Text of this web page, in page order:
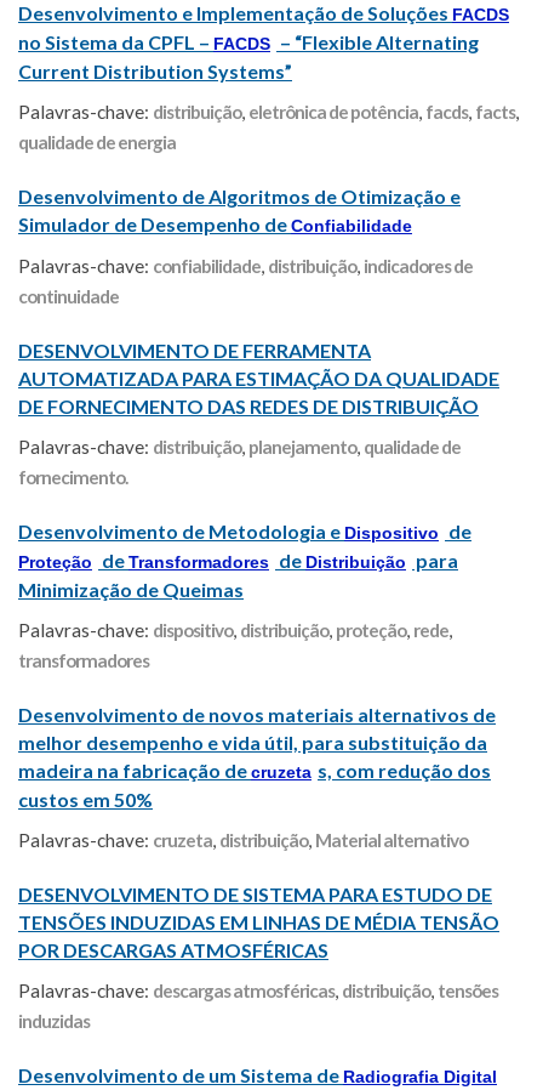
Desenvolvimento e Implementação de Soluções FACDS
no Sistema da CPFL – FACDS – “Flexible Alternating
Current Distribution Systems”
Palavras-chave: distribuição, eletrônica de potência, facds, facts,
qualidade de energia
Desenvolvimento de Algoritmos de Otimização e
Simulador de Desempenho deConfiabilidade
Palavras-chave: confiabilidade, distribuição, indicadores de
continuidade
DESENVOLVIMENTO DE FERRAMENTA
AUTOMATIZADA PARA ESTIMAÇÃO DA QUALIDADE
DE FORNECIMENTO DAS REDES DE DISTRIBUIÇÃO
Palavras-chave: distribuição, planejamento, qualidade de
fornecimento.
Desenvolvimento de Metodologia e Dispositivo de
Proteção deTransformadores de Distribuição
para
Minimização de Queimas
Palavras-chave: dispositivo, distribuição, proteção, rede,
transformadores
Desenvolvimento de novos materiais alternativos de
melhor desempenho e vida útil, para substituição da
madeira na fabricação decruzeta s, com redução dos
custos em 50%
Palavras-chave: cruzeta, distribuição, Material alternativo
DESENVOLVIMENTO DE SISTEMA PARA ESTUDO DE
TENSÕES INDUZIDAS EM LINHAS DE MÉDIA TENSÃO
POR DESCARGAS ATMOSFÉRICAS
Palavras-chave: descargas atmosféricas, distribuição, tensões
induzidas
Desenvolvimento de um Sistema de Radiografia Digital